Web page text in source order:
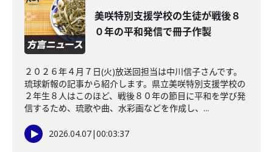
美咲特別支援学校の生徒が戦後８
０年の平和発信で冊子作製
２０２６年４月７日(火)放送回担当は中川信子さんです。
琉球新報の記事から紹介します。県立美咲特別支援学校の
２年生８人はこのほど、戦後８０年の節目に平和を学び発
信するため、琉歌や曲、水彩画などを作成し、...
2026.04.07|00:03:37